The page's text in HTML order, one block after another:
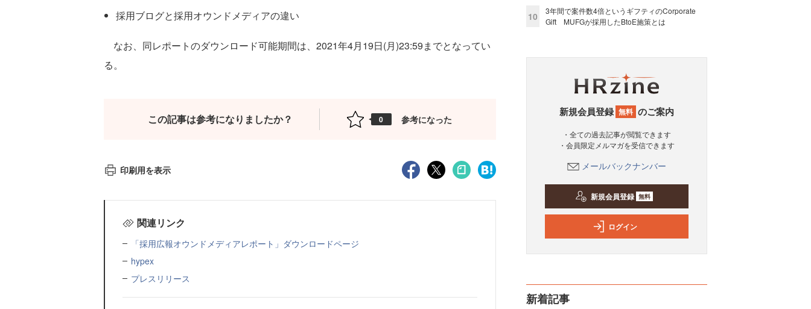
採用ブログと採用オウンドメディアの違い
なお、同レポートのダウンロード可能期間は、2021年4月19日(月)23:59までとなってい
る。
この記事は参考になりましたか？ 0 参考になった
印刷用を表示
関連リンク
「採用広報オウンドメディアレポート」ダウンロードページ
hypex
プレスリリース
10
3年間で案件数4倍というギフティのCorporate
Gift MUFGが採用したBtoE施策とは
新規会員登録 無料 のご案内
・全ての過去記事が閲覧できます
・会員限定メルマガを受信できます
メールバックナンバー
新規会員登録 無料
ログイン
新着記事